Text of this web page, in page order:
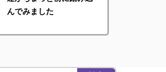
んでみました